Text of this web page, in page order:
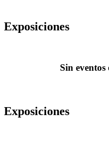
Exposiciones
Sin eventos
Exposiciones